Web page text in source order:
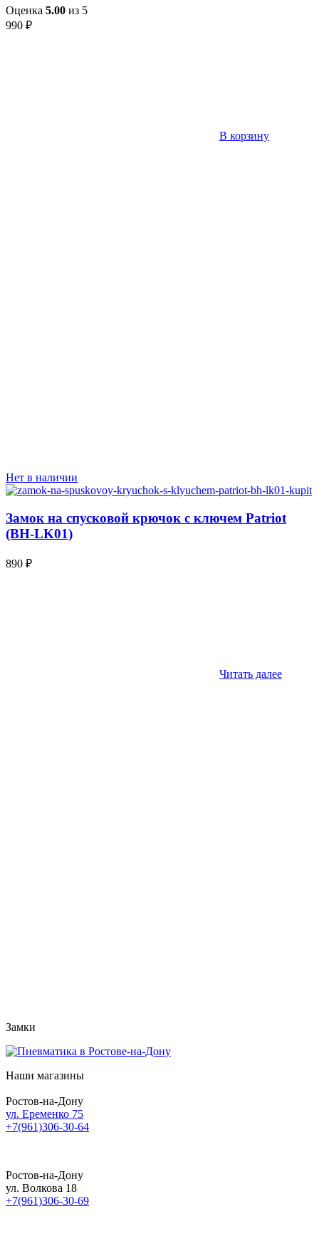
Оценка 5.00 из 5
990 ₽
В корзину
Нет в наличии
Замок на спусковой крючок с ключем Patriot
(BH-LK01)
890 ₽
Читать далее
Замки
Наши магазины
Ростов-на-Дону
ул. Еременко 75
+7(961)306-30-64
Ростов-на-Дону
ул. Волкова 18
+7(961)306-30-69